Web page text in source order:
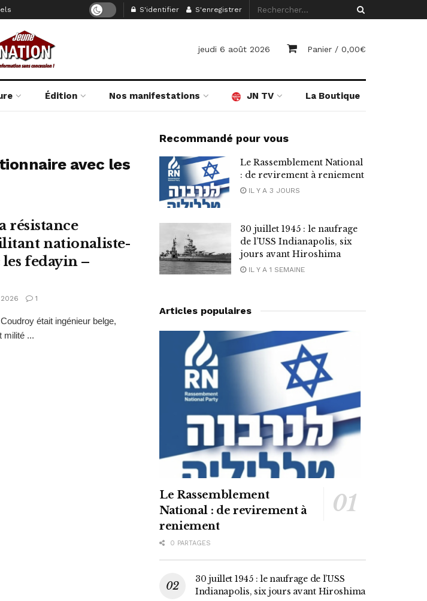
S'identifier S'enregistrer
jeudi 6 août 2026 Panier / 0,00€
Édition Nos manifestations JN TV La Boutique
avec les
résistance
nationaliste-
fedayin –
1
était ingénieur belge,
milité ...
Recommandé pour vous
Le Rassemblement National
: de revirement à reniement
IL Y A 3 JOURS
30 juillet 1945 : le naufrage
de l’USS Indianapolis, six
jours avant Hiroshima
IL Y A 1 SEMAINE
Articles populaires
Le Rassemblement
National : de revirement à
reniement
0 PARTAGES
30 juillet 1945 : le naufrage de l’USS
Indianapolis, six jours avant Hiroshima